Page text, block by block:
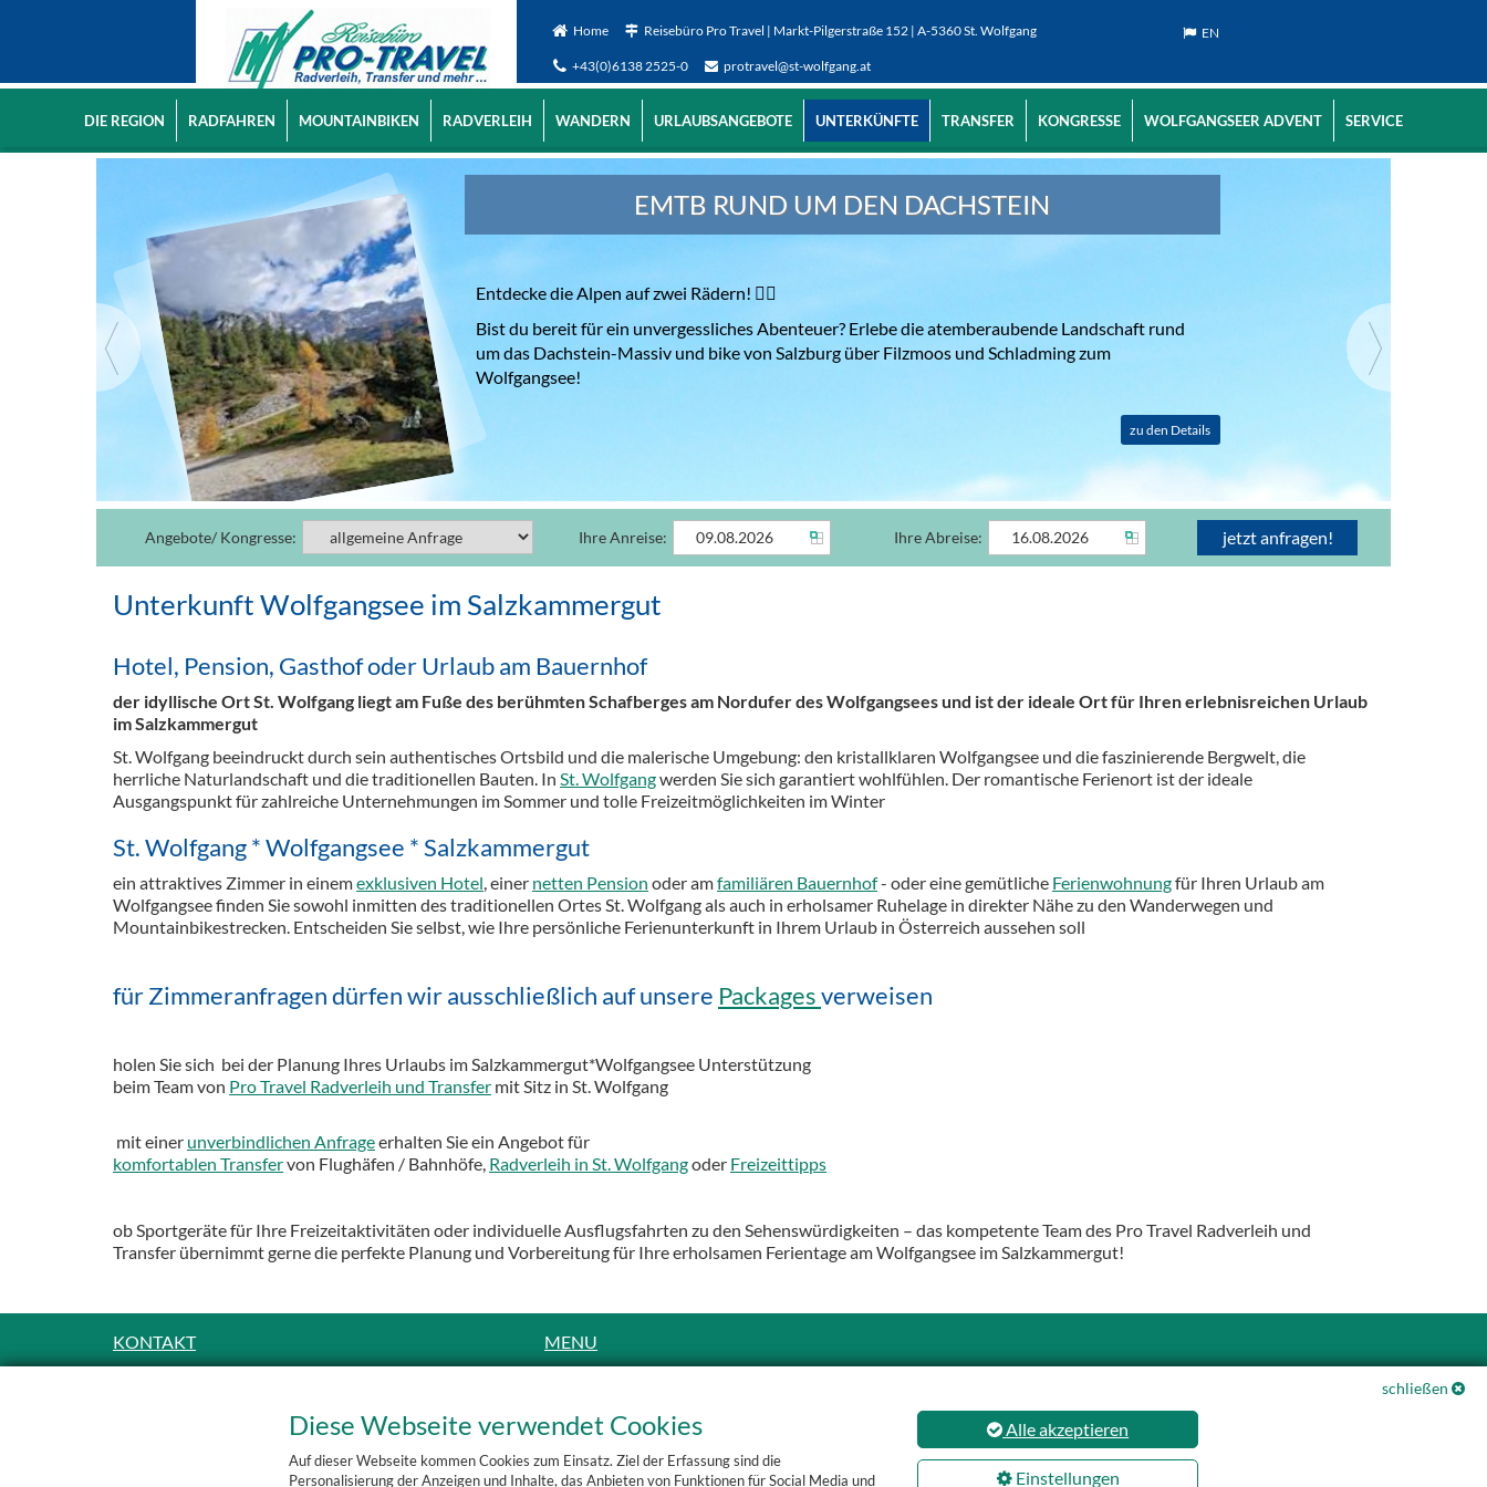
Home Reisebüro Pro Travel | Markt-Pilgerstraße 152 | A-5360 St. Wolfgang
+43(0)6138 2525-0 protravel@st-wolfgang.at
EN
DIE REGION RADFAHREN MOUNTAINBIKEN RADVERLEIH WANDERN URLAUBSANGEBOTE UNTERKÜNFTE TRANSFER KONGRESSE WOLFGANGSEER ADVENT SERVICE
EMTB RUND UM DEN DACHSTEIN
Entdecke die Alpen auf zwei Rädern! 🚴‍♂️
Bist du bereit für ein unvergessliches Abenteuer? Erlebe die atemberaubende Landschaft rund
um das Dachstein-Massiv und bike von Salzburg über Filzmoos und Schladming zum
Wolfgangsee!
zu den Details
Angebote/ Kongresse: Ihre Anreise: Ihre Abreise:
Unterkunft Wolfgangsee im Salzkammergut
Hotel, Pension, Gasthof oder Urlaub am Bauernhof
der idyllische Ort St. Wolfgang liegt am Fuße des berühmten Schafberges am Nordufer des Wolfgangsees und ist der ideale Ort für Ihren erlebnisreichen Urlaub
im Salzkammergut
St. Wolfgang beeindruckt durch sein authentisches Ortsbild und die malerische Umgebung: den kristallklaren Wolfgangsee und die faszinierende Bergwelt, die
herrliche Naturlandschaft und die traditionellen Bauten. In St. Wolfgangwerden Sie sich garantiert wohlfühlen. Der romantische Ferienort ist der ideale
Ausgangspunkt für zahlreiche Unternehmungen im Sommer und tolle Freizeitmöglichkeiten im Winter
St. Wolfgang * Wolfgangsee * Salzkammergut
ein attraktives Zimmer in einemexklusiven Hotel, einer netten Pension oder amfamiliären Bauernhof- oder eine gemütliche Ferienwohnungfür Ihren Urlaub am
Wolfgangsee finden Sie sowohl inmitten des traditionellen Ortes St. Wolfgang als auch in erholsamer Ruhelage in direkter Nähe zu den Wanderwegen und
Mountainbikestrecken. Entscheiden Sie selbst, wie Ihre persönliche Ferienunterkunft in Ihrem Urlaub in Österreich aussehen soll
für Zimmeranfragen dürfen wir ausschließlich auf unsere Packagesverweisen
holen Sie sich bei der Planung Ihres Urlaubs im Salzkammergut*Wolfgangsee Unterstützung
beim Team von Pro Travel Radverleih und Transfer mit Sitz in St. Wolfgang
mit einer unverbindlichen Anfrageerhalten Sie ein Angebot für
komfortablen Transfervon Flughäfen / Bahnhöfe, Radverleih in St. Wolfgangoder Freizeittipps
ob Sportgeräte für Ihre Freizeitaktivitäten oder individuelle Ausflugsfahrten zu den Sehenswürdigkeiten – das kompetente Team des Pro Travel Radverleih und
Transfer übernimmt gerne die perfekte Planung und Vorbereitung für Ihre erholsamen Ferientage am Wolfgangsee im Salzkammergut!
KONTAKT MENU
Mountainbiken
Radverleih
schließen
Diese Webseite verwendet Cookies
Auf dieser Webseite kommen Cookies zum Einsatz. Ziel der Erfassung sind die
Personalisierung der Anzeigen und Inhalte, das Anbieten von Funktionen für Social Media und
Alle akzeptieren
Einstellungen